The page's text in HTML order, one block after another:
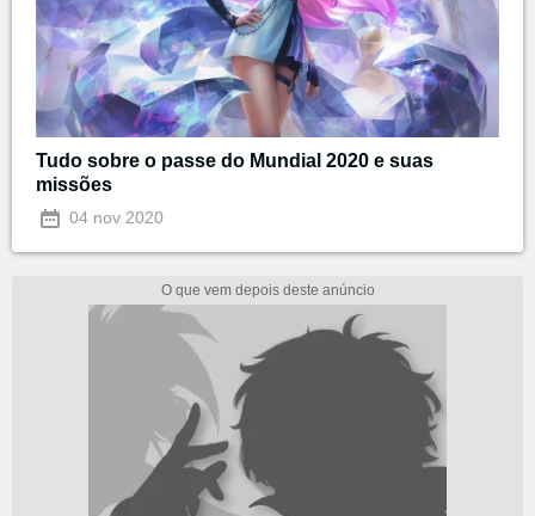
Tudo sobre o passe do Mundial 2020 e suas
missões
04 nov 2020